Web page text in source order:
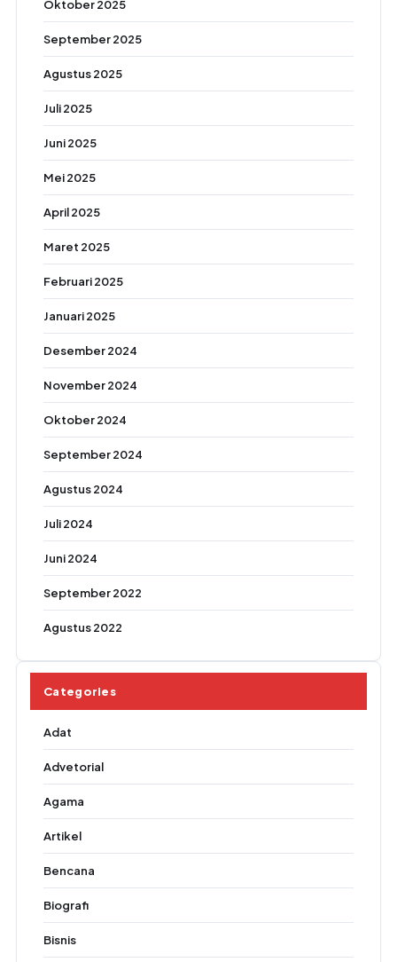
Oktober 2025
September 2025
Agustus 2025
Juli 2025
Juni 2025
Mei 2025
April 2025
Maret 2025
Februari 2025
Januari 2025
Desember 2024
November 2024
Oktober 2024
September 2024
Agustus 2024
Juli 2024
Juni 2024
September 2022
Agustus 2022
Categories
Adat
Advetorial
Agama
Artikel
Bencana
Biografi
Bisnis